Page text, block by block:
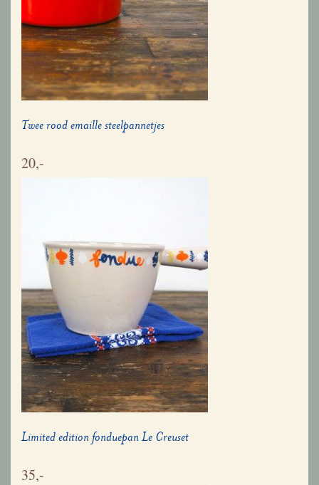
Twee rood emaille steelpannetjes
20,-
Limited edition fonduepan Le Creuset
35,-